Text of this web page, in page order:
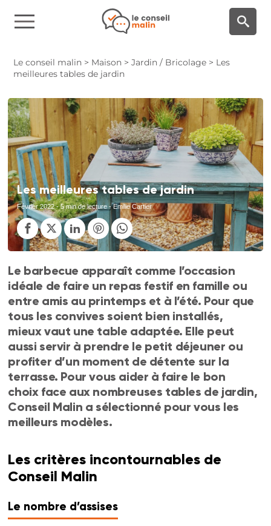
Le conseil malin > Maison >Jardin / Bricolage > Les
meilleures tables de jardin
Les meilleures tables de jardin
Février 2022- 5 min de lecture - Emilie Cartier
Le barbecue apparaît comme l’occasion
idéale de faire un repas festif en famille ou
entre amis au printemps et à l’été. Pour que
tous les convives soient bien installés,
mieux vaut une table adaptée. Elle peut
aussi servir à prendre le petit déjeuner ou
profiter d’un moment de détente sur la
terrasse. Pour vous aider à faire le bon
choix face aux nombreuses tables de jardin,
Conseil Malin a sélectionné pour vous les
meilleurs modèles.
Les critères incontournables de
Conseil Malin
Le nombre d’assises